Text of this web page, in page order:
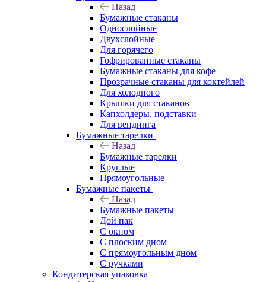
Назад
Бумажные стаканы
Однослойные
Двухслойные
Для горячего
Гофрированные стаканы
Бумажные стаканы для кофе
Прозрачные стаканы для коктейлей
Для холодного
Крышки для стаканов
Капхолдеры, подставки
Для вендинга
Бумажные тарелки
Назад
Бумажные тарелки
Круглые
Прямоугольные
Бумажные пакеты
Назад
Бумажные пакеты
Дой пак
С окном
С плоским дном
С прямоугольным дном
С ручками
Кондитерская упаковка